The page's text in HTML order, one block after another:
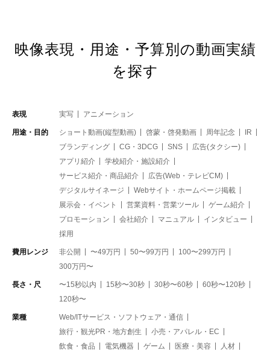
映像表現・用途・予算別の動画実績
を探す
表現 実写 アニメーション
用途・目的 ショート動画(縦型動画) 啓蒙・啓発動画 周年記念
IR
ブランディング
CG・3DCG SNS
広告(タクシー)
アプリ紹介
学校紹介・施設紹介
サービス紹介・商品紹介
広告(Web・テレビCM)
デジタルサイネージ
Webサイト・ホームページ掲載
展示会・イベント
営業資料・営業ツール
ゲーム紹介
プロモーション
会社紹介 マニュアル
インタビュー
採用
費用レンジ 非公開 〜49万円 50〜99万円
100〜299万円
300万円〜
長さ・尺 〜15秒以内 15秒〜30秒 30秒〜60秒
60秒〜120秒
120秒〜
業種
Web/ITサービス・ソフトウェア・通信
旅行・観光PR・地方創生
小売・アパレル・EC
飲食・食品
電気機器 ゲーム 医療・美容
人材